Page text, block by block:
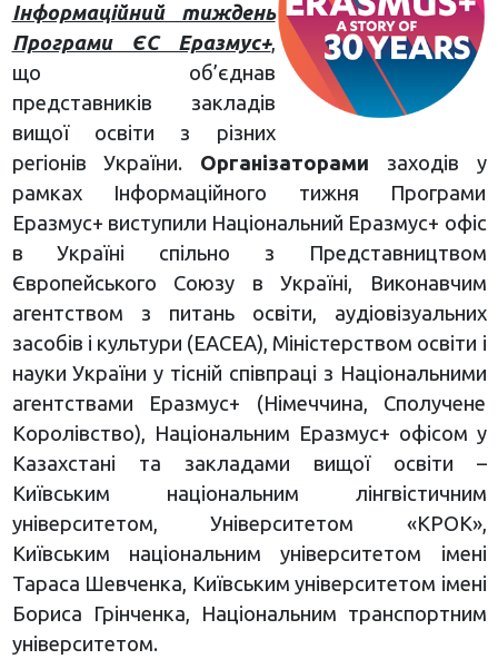
Інформаційний тиждень
Програми ЄС Еразмус+,
що об’єднав
представників закладів
вищої освіти з різних
регіонів України. Організаторами заходів у
рамках Інформаційного тижня Програми
Еразмус+ виступили Національний Еразмус+ офіс
в Україні спільно з Представництвом
Європейського Союзу в Україні, Виконавчим
агентством з питань освіти, аудіовізуальних
засобів і культури (ЕАСЕА), Міністерством освіти і
науки України у тісній співпраці з Національними
агентствами Еразмус+ (Німеччина, Сполучене
Королівство), Національним Еразмус+ офісом у
Казахстані та закладами вищої освіти –
Київським національним лінгвістичним
університетом, Університетом «КРОК»,
Київським національним університетом імені
Тараса Шевченка, Київським університетом імені
Бориса Грінченка, Національним транспортним
університетом.